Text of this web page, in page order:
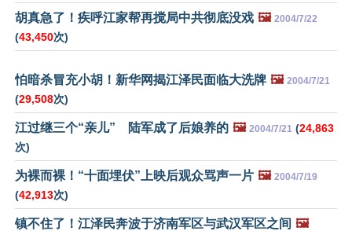
胡真急了！疾呼江家帮再搅局中共彻底没戏 🖼️ 2004/7/22
(43,450次)
怕暗杀冒充小胡！新华网揭江泽民面临大洗牌 🖼️ 2004/7/21
(29,508次)
江过继三个“亲儿” 陆军成了后娘养的 🖼️ 2004/7/21 (24,863
次)
为裸而裸！“十面埋伏”上映后观众骂声一片 🖼️ 2004/7/19
(42,913次)
镇不住了！江泽民奔波于济南军区与武汉军区之间 🖼️